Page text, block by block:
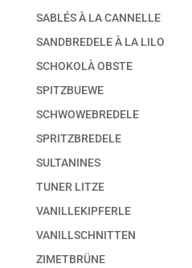
SABLÉS À LA CANNELLE
SANDBREDELE À LA LILO
SCHOKOLÀ OBSTE
SPITZBUEWE
SCHWOWEBREDELE
SPRITZBREDELE
SULTANINES
TUNER LITZE
VANILLEKIPFERLE
VANILLSCHNITTEN
ZIMETBRÜNE